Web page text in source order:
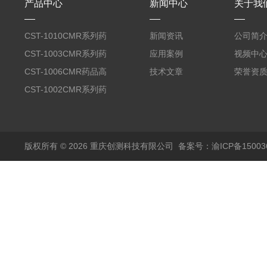
产品中心
CST-1010CMR系列药
品高温试验箱
CST-1003CMR系列药
品高温试验箱
CST-1006CMR药品高
温试验箱
CST-1002CMR系列药
新闻中心
新闻资讯
应用案例
技术文章
关于我
公司简介
视频中心
荣誉资质
版权所有 © 2026 重庆创测科技有限公司 备案号：渝ICP备